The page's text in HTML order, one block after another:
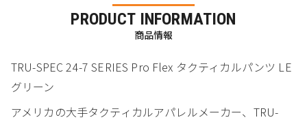
PRODUCT INFORMATION
商品情報
TRU-SPEC 24-7 SERIES Pro Flex タクティカルパンツ LE
グリーン
アメリカの大手タクティカルアパレルメーカー、TRU-